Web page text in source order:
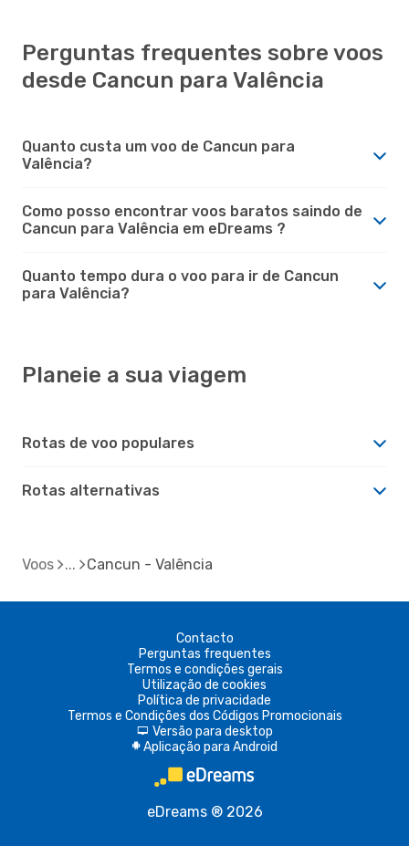
Perguntas frequentes sobre voos
desde Cancun para Valência
Quanto custa um voo de Cancun para
Valência?
Como posso encontrar voos baratos saindo de
Cancun para Valência em eDreams ?
Quanto tempo dura o voo para ir de Cancun
para Valência?
Planeie a sua viagem
Rotas de voo populares
Rotas alternativas
Voos Cancun - Valência
Contacto
Perguntas frequentes
Termos e condições gerais
Utilização de cookies
Política de privacidade
Termos e Condições dos Códigos Promocionais
d Versão para desktop
A Aplicação para Android
eDreams ® 2026